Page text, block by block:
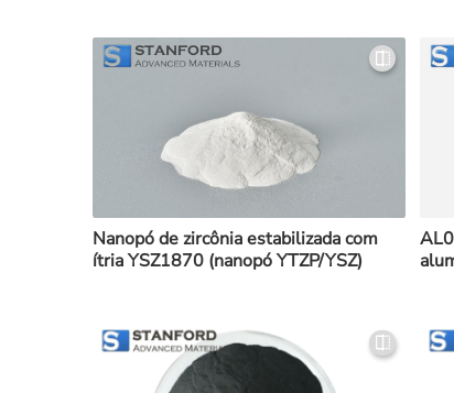
Nanopó de zircônia estabilizada com
ítria YSZ1870 (nanopó YTZP/YSZ)